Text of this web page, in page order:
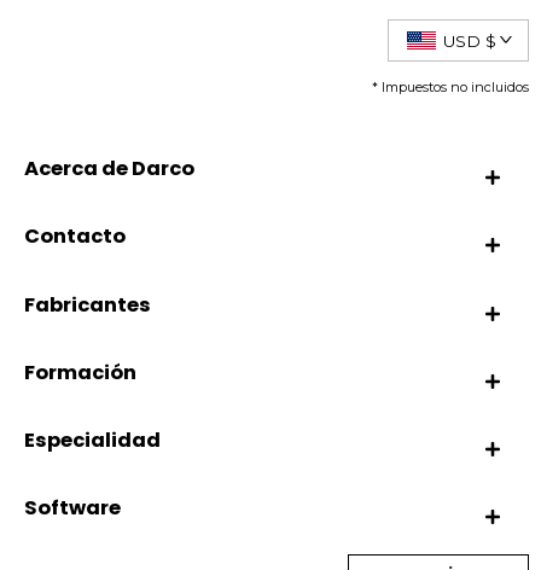
USD $
* Impuestos no incluidos
Acerca de Darco
Contacto
Fabricantes
Formación
Especialidad
Software